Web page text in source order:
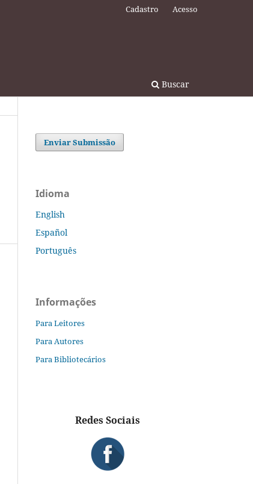
Buscar
Cadastro Acesso
Enviar Submissão
Idioma
English
Español
Português
Informações
Para Leitores
Para Autores
Para Bibliotecários
Redes Sociais